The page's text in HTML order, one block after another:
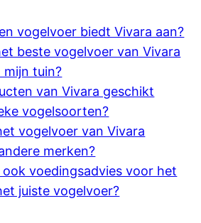
vogelvoer biedt Vivara aan?
beste vogelvoer van Vivara
mijn tuin?
van Vivara geschikt
vogelsoorten?
vogelvoer van Vivara
merken?
ook voedingsadvies voor het
juiste vogelvoer?